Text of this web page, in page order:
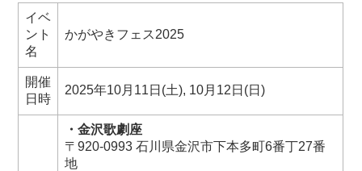
イベ
ント
名
かがやきフェス2025
開催
日時
2025年10月11日(土), 10月12日(日)
・金沢歌劇座
〒920-0993 石川県金沢市下本多町6番丁27番
地